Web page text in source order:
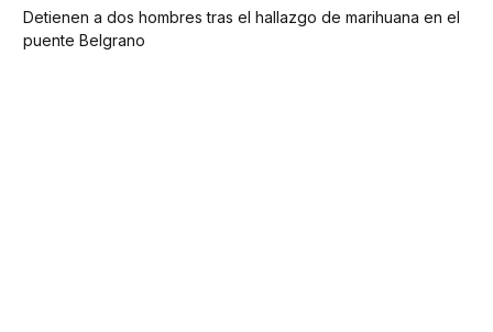
Detienen a dos hombres tras el hallazgo de marihuana en el
puente Belgrano